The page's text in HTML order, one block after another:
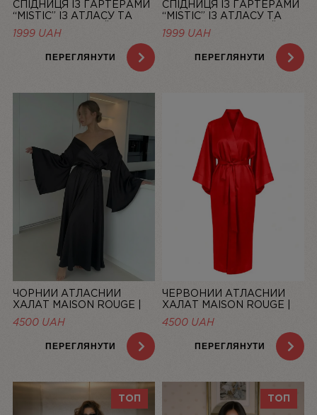
СПІДНИЦЯ ІЗ ГАРТЕРАМИ
“MISTIC” ІЗ АТЛАСУ ТА
СІТОЧКИ, ЧОРНИЙ —
LINIYA
1999 UAH
ПЕРЕГЛЯНУТИ
СПІДНИЦЯ ІЗ ГАРТЕРАМИ
“MISTIC” ІЗ АТЛАСУ ТА
СІТОЧКИ, БОРДОВИЙ —
LINIYA
1999 UAH
ПЕРЕГЛЯНУТИ
ЧОРНИЙ АТЛАСНИЙ
ХАЛАТ MAISON ROUGE |
LINIYA
4500 UAH
ПЕРЕГЛЯНУТИ
ЧЕРВОНИЙ АТЛАСНИЙ
ХАЛАТ MAISON ROUGE |
LINIYA
4500 UAH
ПЕРЕГЛЯНУТИ
ТОП ТОП